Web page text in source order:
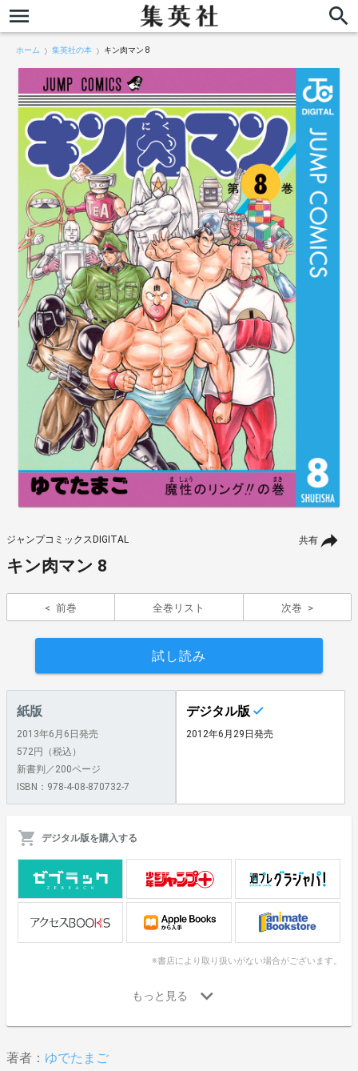
ホーム 集英社の本 キン肉マン 8
共有
ジャンプコミックスDIGITAL
キン肉マン 8
前巻 全巻リスト 次巻
試し読み
紙版
2013年6月6日発売
572円（税込）
新書判／200ページ
ISBN：978-4-08-870732-7
デジタル版
2012年6月29日発売
デジタル版を購入する
※書店により取り扱いがない場合がございます。
著者： ゆでたまご